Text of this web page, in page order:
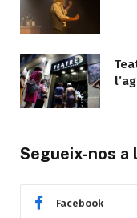
Segueix-nos a
Facebook